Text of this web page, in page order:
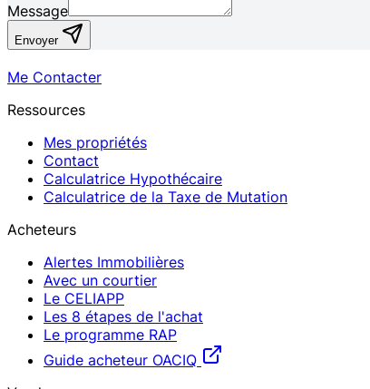
Message
Envoyer
Me Contacter
Ressources
Mes propriétés
Contact
Calculatrice Hypothécaire
Calculatrice de la Taxe de Mutation
Acheteurs
Alertes Immobilières
Avec un courtier
Le CELIAPP
Les 8 étapes de l'achat
Le programme RAP
Guide acheteur OACIQ